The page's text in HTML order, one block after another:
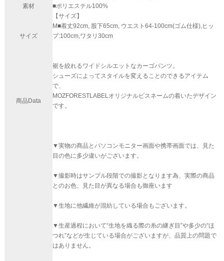
素材
■ポリエステル100%
サイズ
【サイズ】
M■着丈92cm, 股下65cm, ウエスト64-100cm(ゴム仕様),ヒッ
プ:100cm,ワタリ30cm
商品Data
裾を絞れるワイドシルエットなカーゴパンツ。
シューズによってスタイルを変えることのできるアイテム
で、
MOZFORESTLABELオリジナルピスネームの着いたデザイン
です。
▼実物の商品とパソコンモニター画面や携帯画面では、見た
目の色に多少違いがございます。
▼撮影時はサンプル段階での撮影となります為、実際の商品
とのお色、見た目が異なる場合も御座います
▼生地に他繊維が混紡している場合もございます。
▼生産過程において“生地を織る際の糸の継ぎ目”や多少の“ほ
つれ”などが生じている場合がございますが、品質上の問題で
はありません。